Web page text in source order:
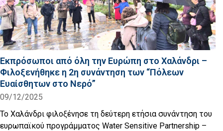
Εκπρόσωποι από όλη την Ευρώπη στο Χαλάνδρι –
Φιλοξενήθηκε η 2η συνάντηση των “Πόλεων
Ευαίσθητων στο Νερό”
09/12/2025
Το Χαλάνδρι φιλοξένησε τη δεύτερη ετήσια συνάντηση του
ευρωπαϊκού προγράμματος Water Sensitive Partnership –